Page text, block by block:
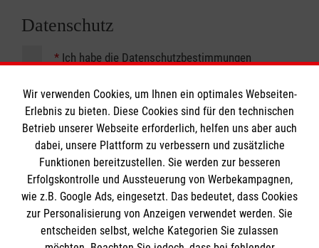
Datenschutz
* Ich habe die Datenschutzbestimmungen
Abschicken
Wir verwenden Cookies, um Ihnen ein optimales Webseiten-
Erlebnis zu bieten. Diese Cookies sind für den technischen
Betrieb unserer Webseite erforderlich, helfen uns aber auch
dabei, unsere Plattform zu verbessern und zusätzliche
Funktionen bereitzustellen. Sie werden zur besseren
Erfolgskontrolle und Aussteuerung von Werbekampagnen,
wie z.B. Google Ads, eingesetzt. Das bedeutet, dass Cookies
zur Personalisierung von Anzeigen verwendet werden. Sie
entscheiden selbst, welche Kategorien Sie zulassen